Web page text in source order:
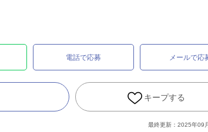
電話で応募 メールで応
キープする
最終更新： 2025年09